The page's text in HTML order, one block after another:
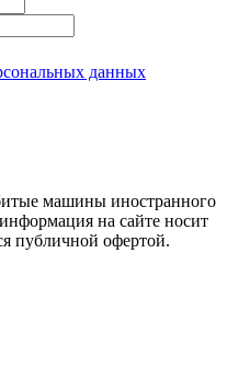
данных
машины иностранного
на сайте носит
публичной офертой.